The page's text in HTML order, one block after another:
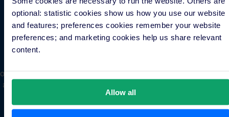
optional: statistic cookies show us how you use our website
and features; preferences cookies remember your website
preferences; and marketing cookies help us share relevant
content.
Allow all
bientôt une fructueuse
collaboration.
allons examiner votre candidature et nous vous
au cours des prochains jours pour vous indiquer les
étapes de votre inscription.